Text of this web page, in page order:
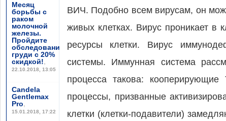
Месяц
борьбы с
раком
молочной
железы.
Пройдите
обследование
груди с 20%
скидкой!,
22.10.2018, 13:05
Candela
Gentlemax
Pro,
15.01.2018, 17:22
ВИЧ. Подобно всем вирусам, он
живых клетках. Вирус проникает в
ресурсы клетки. Вирус
системы. Иммунная система
процесса такова:
процессы, призванные
клетки (клетки-подавители)